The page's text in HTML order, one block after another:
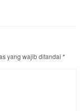
yang wajib ditandai *